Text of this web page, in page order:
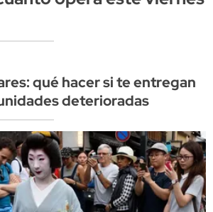
qué hacer si te entregan
deterioradas